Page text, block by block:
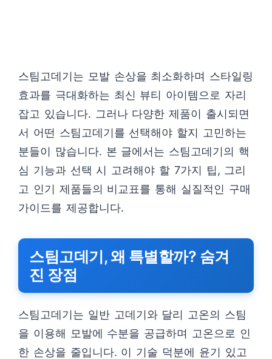
스팀고데기는 모발 손상을 최소화하며 스타일링
효과를 극대화하는 최신 뷰티 아이템으로 자리
잡고 있습니다. 그러나 다양한 제품이 출시되면
서 어떤 스팀고데기를 선택해야 할지 고민하는
분들이 많습니다. 본 글에서는 스팀고데기의 핵
심 기능과 선택 시 고려해야 할 7가지 팁, 그리
고 인기 제품들의 비교표를 통해 실질적인 구매
가이드를 제공합니다.
스팀고데기, 왜 특별할까? 숨겨
진 장점
스팀고데기는 일반 고데기와 달리 고온의 스팀
을 이용해 모발에 수분을 공급하며 고온으로 인
한 손상을 줄입니다. 이 기술 덕분에 윤기 있고